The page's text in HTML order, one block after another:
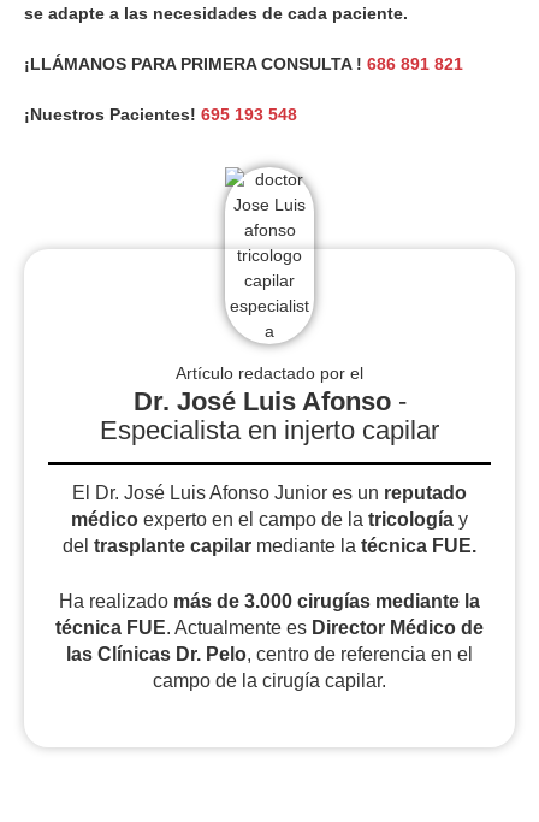
se adapte a las necesidades de cada paciente.
¡LLÁMANOS PARA PRIMERA CONSULTA ! 686 891 821
¡Nuestros Pacientes! 695 193 548
Artículo redactado por el
Dr. José Luis Afonso-
Especialista en injerto capilar
El Dr. José Luis Afonso Junior es un reputado
médico experto en el campo de la tricología y
del trasplante capilar mediante la técnica FUE.
Ha realizado más de 3.000 cirugías mediante la
técnica FUE. Actualmente es Director Médico de
las Clínicas Dr. Pelo, centro de referencia en el
campo de la cirugía capilar.